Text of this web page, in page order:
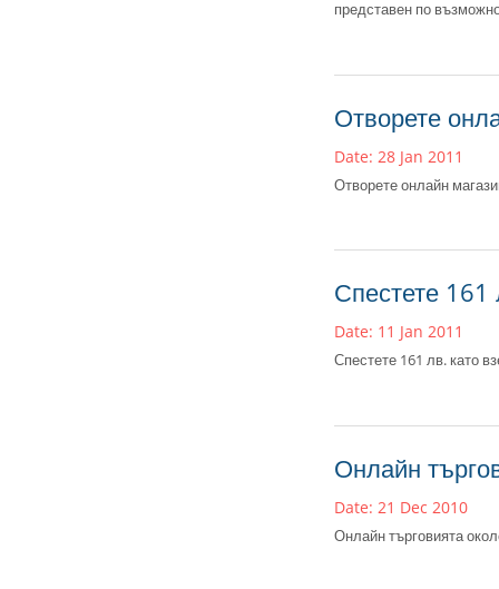
представен по
Отворете
Date: 28 Jan 2011
Отворете онлайн
Спестете 161
Date: 11 Jan 2011
Спестете 161 лв. като
Онлайн
Date: 21 Dec 2010
Онлайн търговията